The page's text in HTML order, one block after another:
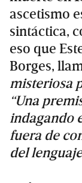
ascetismo
sintáctica,
eso que
Borges,
misteriosa
“Una
indagando
fuera de
del